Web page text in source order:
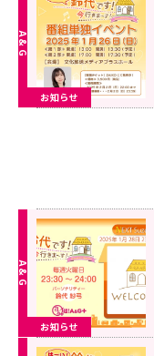
お知らせ
お知らせ